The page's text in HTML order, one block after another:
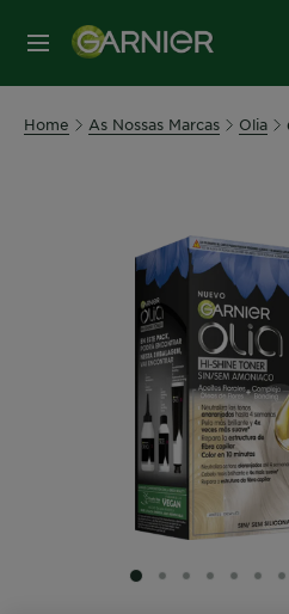
MENU
Home As Nossas Marcas Olia
SLIDE 1
SLIDE 2
SLIDE 3
SLIDE 4